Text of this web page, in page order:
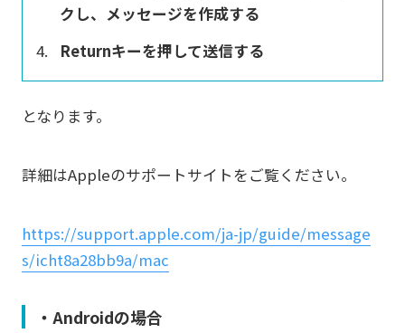
クし、メッセージを作成する
Returnキーを押して送信する
となります。
詳細はAppleのサポートサイトをご覧ください。
https://support.apple.com/ja-jp/guide/message
s/icht8a28bb9a/mac
・Androidの場合